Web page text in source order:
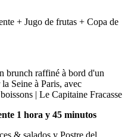
+ Jugo de frutas + Copa de
1 hora y 45 minutos
& salados y Postre del